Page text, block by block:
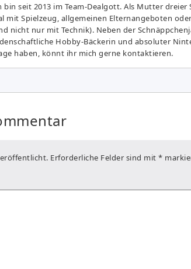
bin seit 2013 im Team-Dealgott. Als Mutter dreier
mit Spielzeug, allgemeinen Elternangeboten
nicht nur mit Technik). Neben der
Hobby-Bäckerin und absoluter
haben, könnt ihr mich gerne kontaktieren.
Erforderliche Felder sind mit *